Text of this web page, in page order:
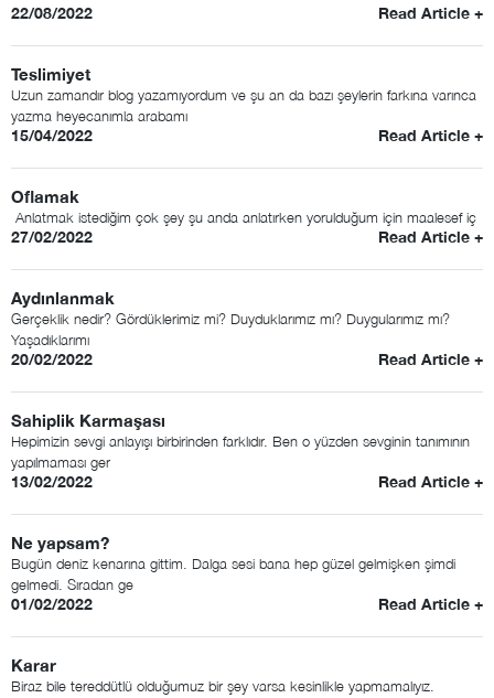
22/08/2022 Read Article +
Teslimiyet
Uzun zamandır blog yazamıyordum ve şu an da bazı şeylerin farkına varınca
yazma heyecanımla arabamı
15/04/2022 Read Article +
Oflamak
Anlatmak istediğim çok şey şu anda anlatırken yorulduğum için maalesef iç
27/02/2022 Read Article +
Aydınlanmak
Gerçeklik nedir? Gördüklerimiz mi? Duyduklarımız mı? Duygularımız mı?
Yaşadıklarımı
20/02/2022 Read Article +
Sahiplik Karmaşası
Hepimizin sevgi anlayışı birbirinden farklıdır. Ben o yüzden sevginin tanımının
yapılmaması ger
13/02/2022 Read Article +
Ne yapsam?
Bugün deniz kenarına gittim. Dalga sesi bana hep güzel gelmişken şimdi
gelmedi. Sıradan ge
01/02/2022 Read Article +
Karar
Biraz bile tereddütlü olduğumuz bir şey varsa kesinlikle yapmamalıyız.